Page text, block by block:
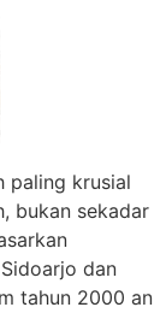
paling krusial
bukan sekadar
dan
tahun 2000 an